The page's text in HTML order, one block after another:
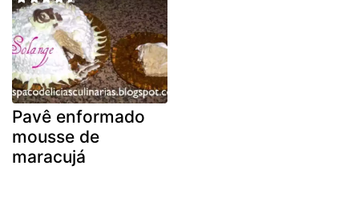
Pavê enformado
mousse de
maracujá